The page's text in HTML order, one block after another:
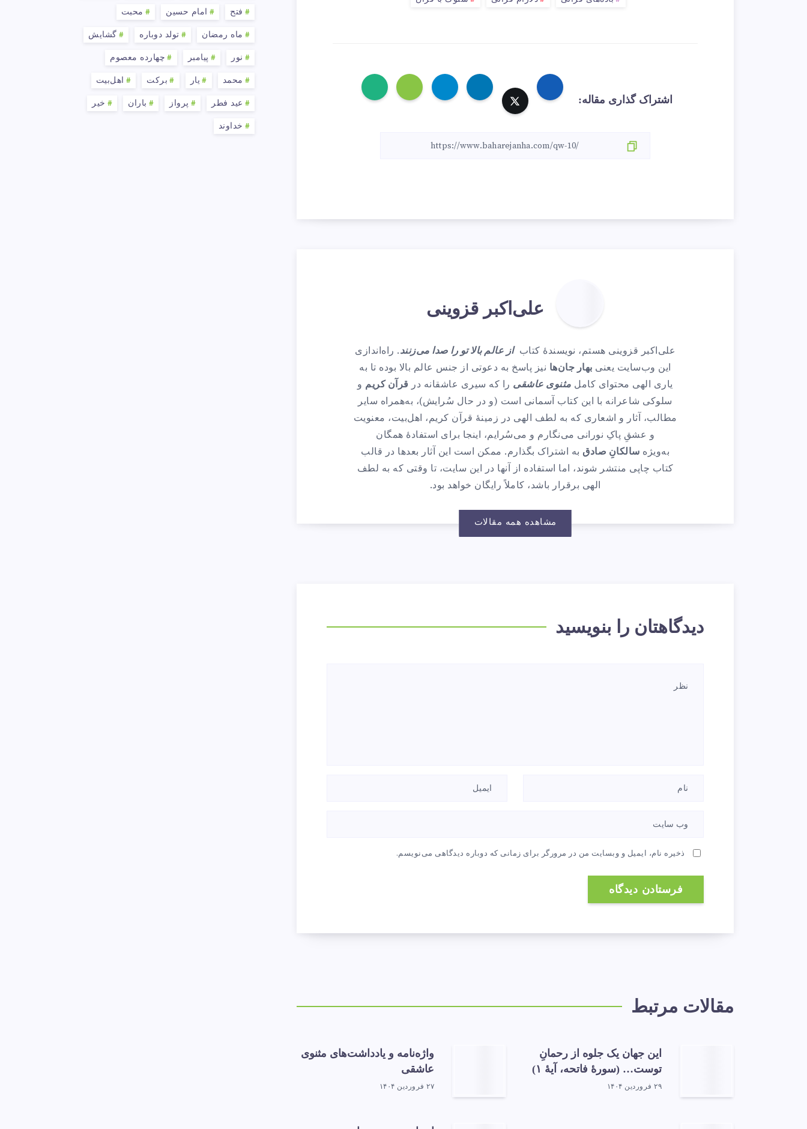
اشتراک گذاری مقاله:
علی‌اکبر قزوینی
علی‌اکبر قزوینی هستم، نویسندهٔ کتاباز عالم بالا تو را صدا می‌زنند. راه‌اندازی
این وب‌سایت یعنی بهار جان‌ها نیز پاسخ به دعوتی از جنس عالم بالا بوده تا به
یاری الهی محتوای کامل مثنوی عاشقی را که سیری عاشقانه در قرآن کریم و
سلوکی شاعرانه با این کتاب آسمانی است (و در حال سُرایش)، به‌همراه سایر
مطالب، آثار و اشعاری که به لطف الهی در زمینهٔ قرآن کریم، اهل‌بیت، معنویت
و عشقِ پاکِ نورانی می‌نگارم و می‌سُرایم، اینجا برای استفادهٔ همگان
به‌ویژه سالکانِ صادق به اشتراک بگذارم. ممکن است این آثار بعدها در قالب
کتاب چاپی منتشر شوند، اما استفاده از آنها در این سایت، تا وقتی که به لطف
الهی برقرار باشد، کاملاً رایگان خواهد بود.
مشاهده همه مقالات
دیدگاهتان را بنویسید
ذخیره نام، ایمیل و وبسایت من در مرورگر برای زمانی که دوباره دیدگاهی می‌نویسم.
مقالات مرتبط
این جهان یک جلوه از رحمانِ
توست… (سورهٔ فاتحه، آیهٔ ۱)
۲۹ فروردین ۱۴۰۴
واژه‌نامه و یادداشت‌های مثنوی
عاشقی
۲۷ فروردین ۱۴۰۴
فتح امام حسین محبت
ماه رمضان تولد دوباره گشایش
نور پیامبر چهارده معصوم
محمد یار برکت اهل‌بیت
عید فطر پرواز باران خیر
خداوند